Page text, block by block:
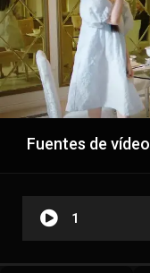
Fuentes de vídeo
1